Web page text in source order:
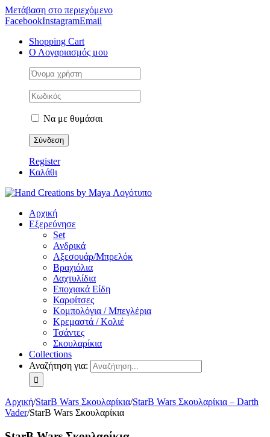
Μετάβαση στο περιεχόμενο
FacebookInstagramEmail
Shopping Cart
Ο Λογαριασμός μου
Να με θυμάσαι
Register
Καλάθι
Αρχική
Εξερεύνησε
Set
Ανδρικά
Αξεσουάρ/Μπρελόκ
Βραχιόλια
Δαχτυλίδια
Εποχιακά Είδη
Καρφίτσες
Κομπολόγια / Μπεγλέρια
Κρεμαστά / Κολιέ
Τσάντες
Σκουλαρίκια
Collections
Αναζήτηση για:
Αρχική/StarB Wars Σκουλαρίκια/StarB Wars Σκουλαρίκια – Darth
Vader/StarB Wars Σκουλαρίκια